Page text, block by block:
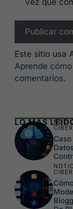
Este sitio usa
Aprende
comentarios.
LO MÁS